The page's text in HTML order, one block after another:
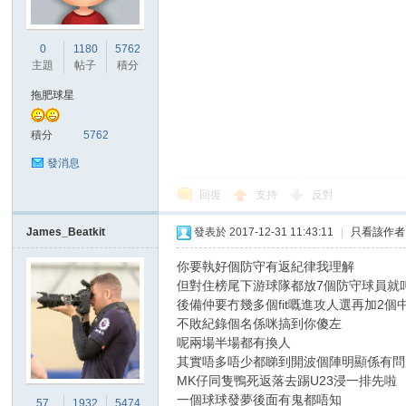
0
主題
1180
帖子
5762
積分
拖肥球星
積分 5762
發消息
回復 支持 反對
James_Beatkit
57
1932
5474
發表於 2017-12-31 11:43:11 只看該作者
你要執好個防守有返紀律我理解
但對住榜尾下游球隊都放7個防守球員就
後備仲要冇幾多個fit嘅進攻人選再加2個
不敗紀錄個名係咪搞到你傻左
呢兩場半場都有換人
其實唔多唔少都睇到開波個陣明顯係有
MK仔同隻鴨死返落去踢U23浸一排先啦
一個球球發夢後面有鬼都唔知